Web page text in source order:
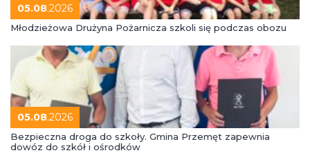
05.08.2026
Młodzieżowa Drużyna Pożarnicza szkoli się podczas obozu
05.08.2026
Bezpieczna droga do szkoły. Gmina Przemęt zapewnia
dowóz do szkół i ośrodków